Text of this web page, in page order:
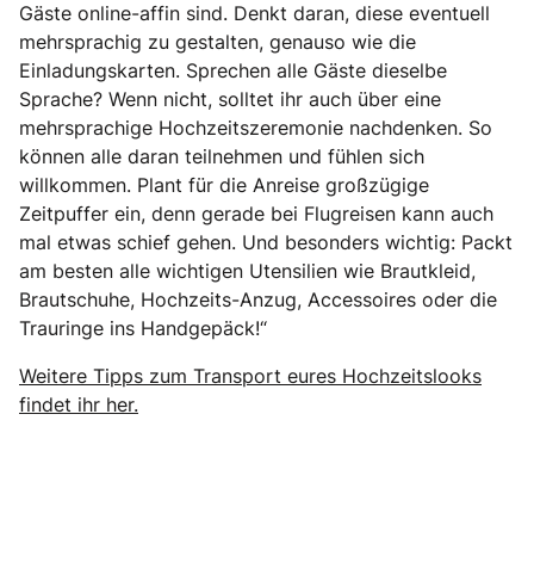
Gäste online-affin sind. Denkt daran, diese eventuell
mehrsprachig zu gestalten, genauso wie die
Einladungskarten. Sprechen alle Gäste dieselbe
Sprache? Wenn nicht, solltet ihr auch über eine
mehrsprachige Hochzeitszeremonie nachdenken. So
können alle daran teilnehmen und fühlen sich
willkommen. Plant für die Anreise großzügige
Zeitpuffer ein, denn gerade bei Flugreisen kann auch
mal etwas schief gehen. Und besonders wichtig: Packt
am besten alle wichtigen Utensilien wie Brautkleid,
Brautschuhe, Hochzeits-Anzug, Accessoires oder die
Trauringe ins Handgepäck!“
Weitere Tipps zum Transport eures Hochzeitslooks
findet ihr her.